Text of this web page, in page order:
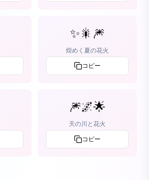
✨🎇🎆
煌めく夏の花火
コピー
🎆🌌🌟
天の川と花火
コピー